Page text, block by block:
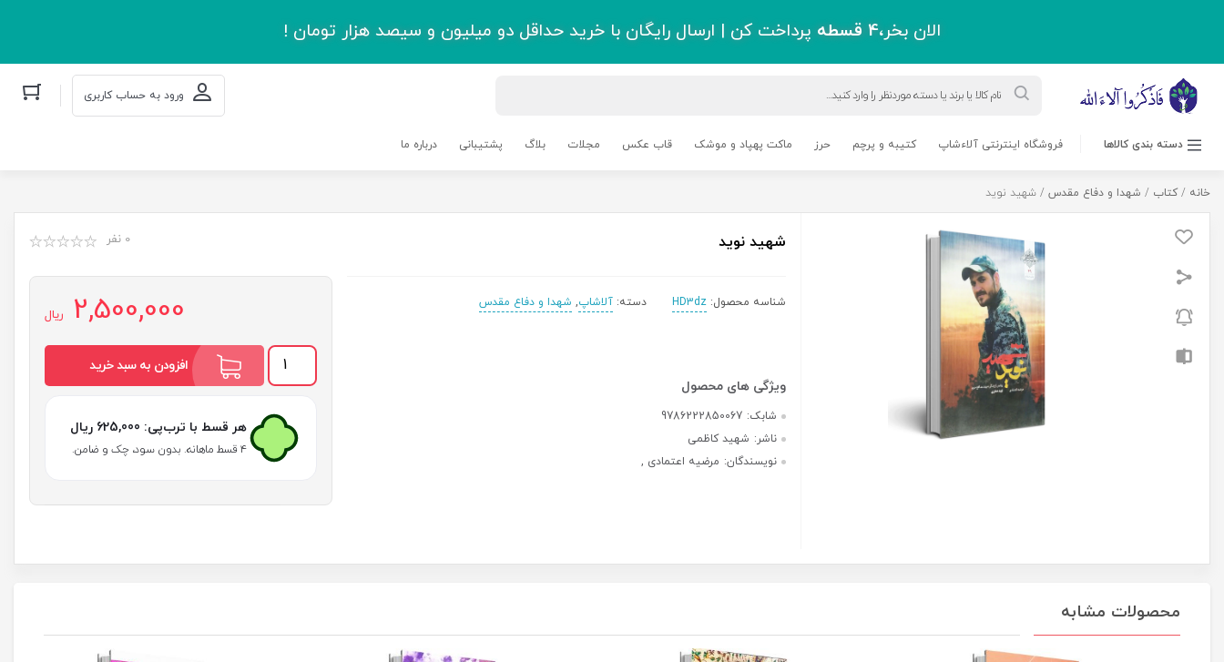
الان بخر،4 قسطه پرداخت کن | ارسال رایگان با خرید حداقل دو میلیون و سیصد هزار تومان !
search ورود به حساب کاربری
دسته بندی کالاها فروشگاه اینترنتی آلاءشاپ کتیبه و پرچم حرز ماکت پهپاد و موشک قاب عکس مجلات بلاگ پشتیبانی درباره ما
خانه / کتاب / شهدا و دفاع مقدس / شهید نوید
شهید نوید 0 نفر
شناسه محصول: HD3dz دسته: آلاشاپ, شهدا و دفاع مقدس
شابک: 9786222850067
ناشر: شهید کاظمی
نویسندگان: مرضیه اعتمادی ,
2,500,000 ریال
شهید
عدد
افزودن به سبد خرید
هر قسط با ترب‌پی: 625,000 ریال
۴ قسط ماهانه. بدون سود، چک و ضامن.
محصولات مشابه